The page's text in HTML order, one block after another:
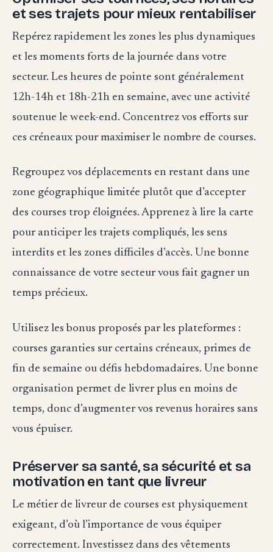
et ses trajets pour mieux rentabiliser
Repérez rapidement les zones les plus dynamiques
et les moments forts de la journée dans votre
secteur. Les heures de pointe sont généralement
12h-14h et 18h-21h en semaine, avec une activité
soutenue le week-end. Concentrez vos efforts sur
ces créneaux pour maximiser le nombre de courses.
Regroupez vos déplacements en restant dans une
zone géographique limitée plutôt que d’accepter
des courses trop éloignées. Apprenez à lire la carte
pour anticiper les trajets compliqués, les sens
interdits et les zones difficiles d’accès. Une bonne
connaissance de votre secteur vous fait gagner un
temps précieux.
Utilisez les bonus proposés par les plateformes :
courses garanties sur certains créneaux, primes de
fin de semaine ou défis hebdomadaires. Une bonne
organisation permet de livrer plus en moins de
temps, donc d’augmenter vos revenus horaires sans
vous épuiser.
Préserver sa santé, sa sécurité et sa
motivation en tant que livreur
Le métier de livreur de courses est physiquement
exigeant, d’où l’importance de vous équiper
correctement. Investissez dans des vêtements